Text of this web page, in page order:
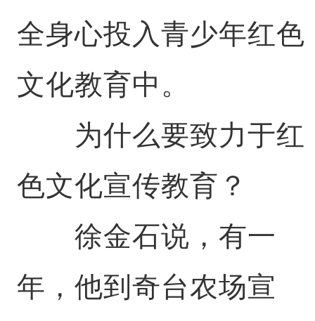
全身心投入青少年红色
文化教育中。
为什么要致力于红
色文化宣传教育？
徐金石说，有一
年，他到奇台农场宣